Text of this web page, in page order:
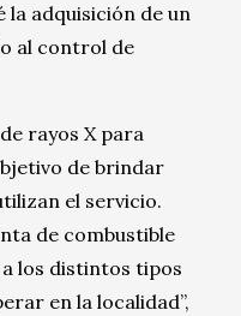
la adquisición de un
al control de
rayos X para
de brindar
el servicio.
de combustible
los distintos tipos
en la localidad”,